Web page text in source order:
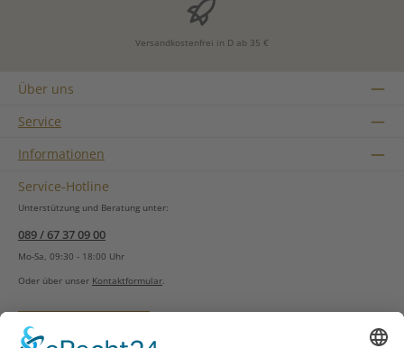
Versandkostenfrei in D ab 35 €
Über uns
Service
Informationen
Service-Hotline
Unterstützung und Beratung unter:
089 / 67 37 09 00
Mo-Sa, 09:30 - 18:00 Uhr
Oder über unser Kontaktformular.
Vertrag widerrufen